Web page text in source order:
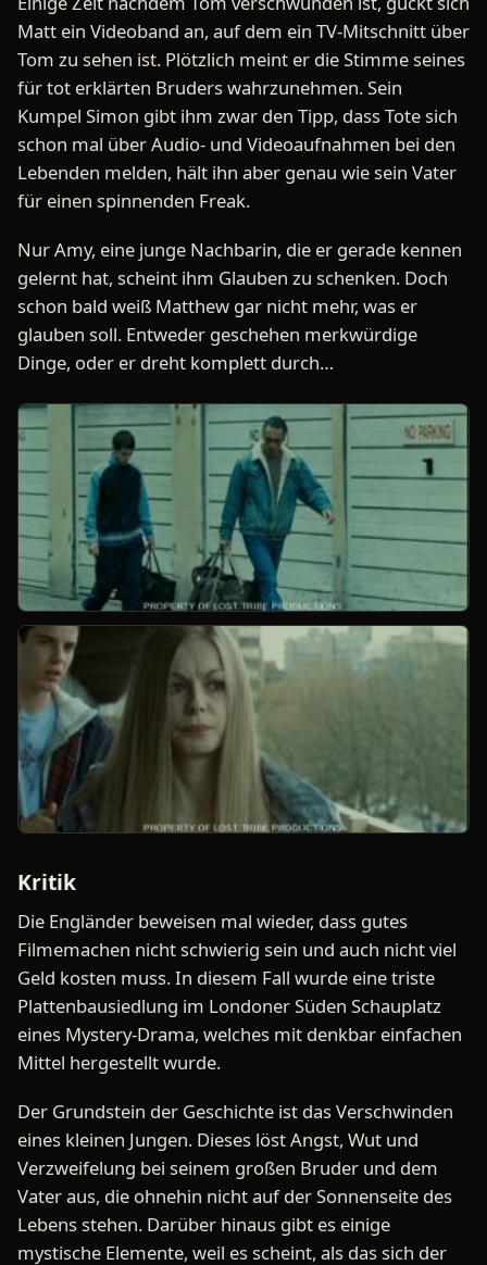
Matt ein Videoband an, auf dem ein TV-Mitschnitt über
Tom zu sehen ist. Plötzlich meint er die Stimme seines
für tot erklärten Bruders wahrzunehmen. Sein
Kumpel Simon gibt ihm zwar den Tipp, dass Tote sich
schon mal über Audio- und Videoaufnahmen bei den
Lebenden melden, hält ihn aber genau wie sein Vater
für einen spinnenden Freak.
Nur Amy, eine junge Nachbarin, die er gerade kennen
gelernt hat, scheint ihm Glauben zu schenken. Doch
schon bald weiß Matthew gar nicht mehr, was er
glauben soll. Entweder geschehen merkwürdige
Dinge, oder er dreht komplett durch…
Kritik
Die Engländer beweisen mal wieder, dass gutes
Filmemachen nicht schwierig sein und auch nicht viel
Geld kosten muss. In diesem Fall wurde eine triste
Plattenbausiedlung im Londoner Süden Schauplatz
eines Mystery-Drama, welches mit denkbar einfachen
Mittel hergestellt wurde.
Der Grundstein der Geschichte ist das Verschwinden
eines kleinen Jungen. Dieses löst Angst, Wut und
Verzweifelung bei seinem großen Bruder und dem
Vater aus, die ohnehin nicht auf der Sonnenseite des
Lebens stehen. Darüber hinaus gibt es einige
mystische Elemente, weil es scheint, als das sich der